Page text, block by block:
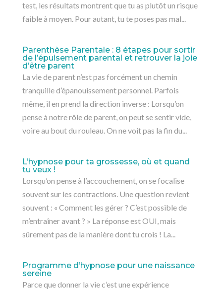
test, les résultats montrent que tu as plutôt un risque
faible à moyen. Pour autant, tu te poses pas mal...
Parenthèse Parentale : 8 étapes pour sortir
de l’épuisement parental et retrouver la joie
d’être parent
La vie de parent n’est pas forcément un chemin
tranquille d’épanouissement personnel. Parfois
même, il en prend la direction inverse : Lorsqu’on
pense à notre rôle de parent, on peut se sentir vide,
voire au bout du rouleau. On ne voit pas la fin du...
L’hypnose pour ta grossesse, où et quand
tu veux !
Lorsqu’on pense à l’accouchement, on se focalise
souvent sur les contractions. Une question revient
souvent : « Comment les gérer ? C’est possible de
m’entraîner avant ? » La réponse est OUI, mais
sûrement pas de la manière dont tu crois ! La...
Programme d’hypnose pour une naissance
sereine
Parce que donner la vie c’est une expérience